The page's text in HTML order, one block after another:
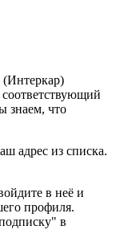
(Интеркар)
знаем, что
адрес из списка.
в неё и
профиля.
в